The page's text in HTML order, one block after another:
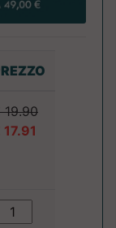
19.90
17.91